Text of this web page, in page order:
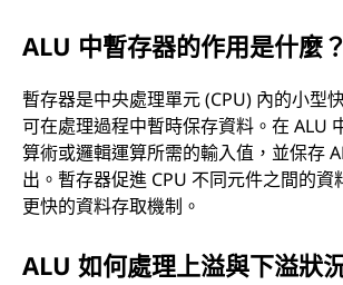
ALU 中暫存器的作用是什麼？
暫存器是中央處理單元 (CPU) 內的小型
可在處理過程中暫時保存資料。在 ALU
算術或邏輯運算所需的輸入值，並保存
出。暫存器促進 CPU 不同元件之間的資
更快的資料存取機制。
ALU 如何處理上溢與下溢狀